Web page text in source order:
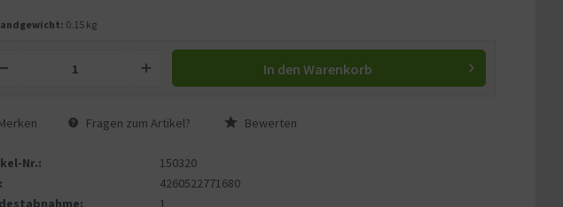
0.15 kg
In den Warenkorb
Fragen zum Artikel? Bewerten
Nr.:
150320
4260522771680
1